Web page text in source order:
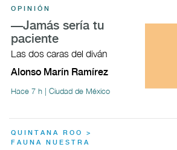
OPINIÓN
—Jamás sería tu
paciente
Las dos caras del diván
Alonso Marín Ramírez
Hace 7 h | Ciudad de México
QUINTANA ROO >
FAUNA NUESTRA